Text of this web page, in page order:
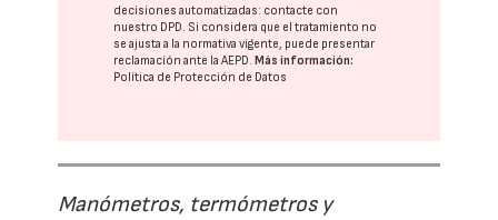
decisiones automatizadas: contacte con
nuestro DPD. Si considera que el tratamiento no
se ajusta a la normativa vigente, puede presentar
reclamación ante laAEPD. Más información:
Política de Protección de Datos
Manómetros, termómetros y